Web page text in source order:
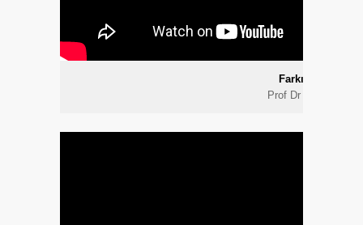
Farkındamısınız
Prof Dr Raif